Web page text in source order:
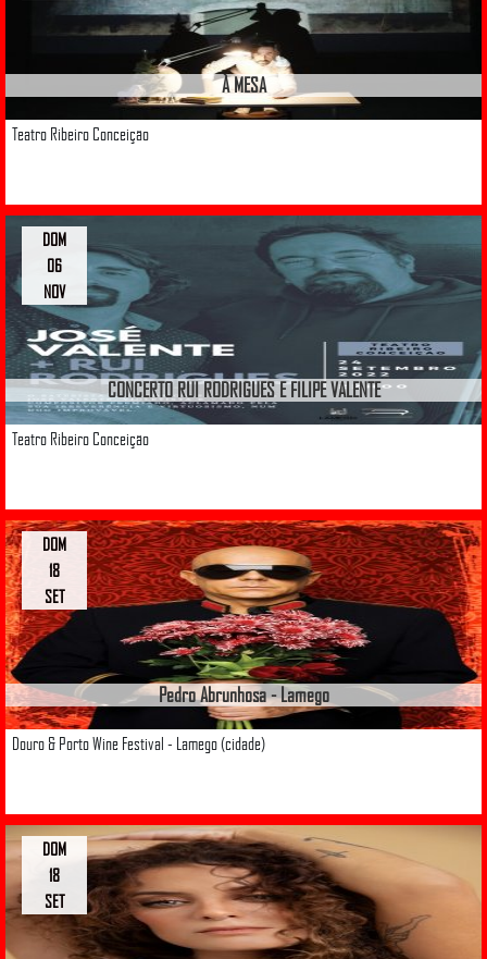
À MESA
Teatro Ribeiro Conceição
CONCERTO RUI RODRIGUES E FILIPE VALENTE
Teatro Ribeiro Conceição
DOM
06
NOV
Pedro Abrunhosa - Lamego
Douro & Porto Wine Festival - Lamego (cidade)
DOM
18
SET
DOM
18
SET